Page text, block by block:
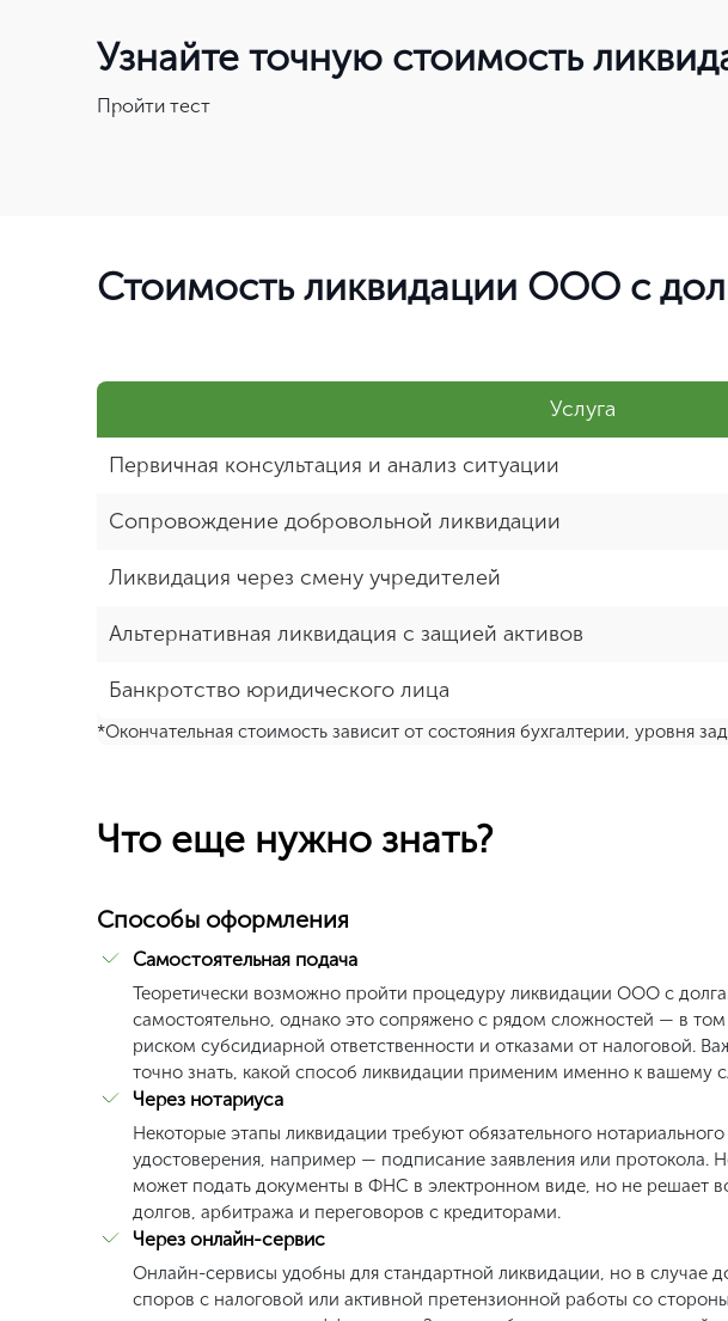
Узнайте точную стоимость
Пройти тест
Стоимость ликвидации ООО с
Услуга
Первичная консультация и анализ ситуации
Сопровождение добровольной ликвидации
Ликвидация через смену учредителей
Альтернативная ликвидация с защией активов
Банкротство юридического лица
*Окончательная стоимость зависит от состояния бухгалтерии, уровня
Что еще нужно знать?
Способы оформления
Самостоятельная подача
Теоретически возможно пройти процедуру ликвидации ООО с
самостоятельно, однако это сопряжено с рядом сложностей — в том
риском субсидиарной ответственности и отказами от налоговой.
точно знать, какой способ ликвидации применим именно к вашему
Через нотариуса
Некоторые этапы ликвидации требуют обязательного нотариального
удостоверения, например — подписание заявления или протокола.
может подать документы в ФНС в электронном виде, но не решает
долгов, арбитража и переговоров с кредиторами.
Через онлайн-сервис
Онлайн-сервисы удобны для стандартной ликвидации, но в случае
споров с налоговой или активной претензионной работы со стороны